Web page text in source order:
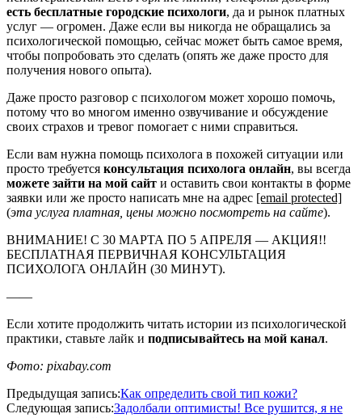
есть бесплатные городские психологи, да и рынок платных
услуг — огромен. Даже если вы никогда не обращались за
психологической помощью, сейчас может быть самое время,
чтобы попробовать это сделать (опять же даже просто для
получения нового опыта).
Даже просто разговор с психологом может хорошо помочь,
потому что во многом именно озвучивание и обсуждение
своих страхов и тревог помогает с ними справиться.
Если вам нужна помощь психолога в похожей ситуации или
просто требуется консультация психолога онлайн, вы всегда
можете зайти на мой сайт и оставить свои контакты в форме
заявки или же просто написать мне на адрес [email protected]
(эта услуга платная, цены можно посмотреть на сайте).
ВНИМАНИЕ! С 30 МАРТА ПО 5 АПРЕЛЯ — АКЦИЯ!!
БЕСПЛАТНАЯ ПЕРВИЧНАЯ КОНСУЛЬТАЦИЯ
ПСИХОЛОГА ОНЛАЙН (30 МИНУТ).
——
Если хотите продолжить читать истории из психологической
практики, ставьте лайк и подписывайтесь на мой канал.
Фото: pixabay.com
2020-
05-
Предыдущая запись:Как определить свой тип кожи?
Следующая запись:Задолбали оптимисты! Все рушится, я не